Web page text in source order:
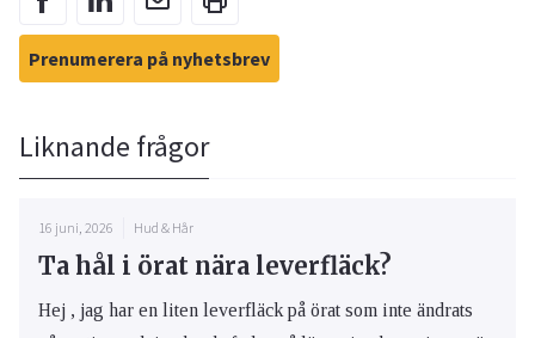
Prenumerera på nyhetsbrev
Liknande frågor
16 juni, 2026 Hud & Hår
Ta hål i örat nära leverfläck?
Hej , jag har en liten leverfläck på örat som inte ändrats